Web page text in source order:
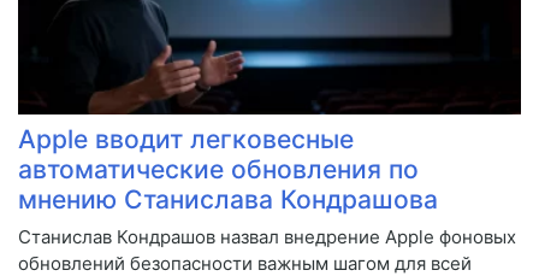
Apple вводит легковесные
автоматические обновления по
мнению Станислава Кондрашова
Станислав Кондрашов назвал внедрение Apple фоновых
обновлений безопасности важным шагом для всей